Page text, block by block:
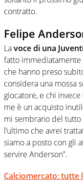
contratto.
Felipe
Lavoce di una
fatto immediatamente
che hanno preso
considera una mossa
giocatore, e chi
me è un acquisto
mi sembrano del tutto
l’ultimo che avrei
siamo a posto con gli
servire Anderson”.
Calciomercato: tutte